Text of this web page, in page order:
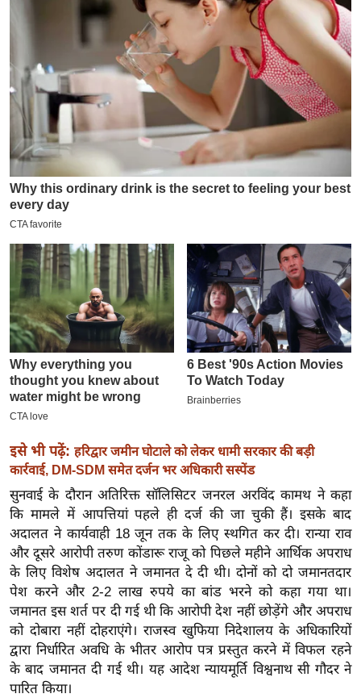
6
क्रा
इ
म
ई
-
पे
प
र
मि
सा
ल
बे
मि
सा
ल
श
ख्सि
य
त
यं
ग
इं
डि
या
सा
हि
त्य
इसे भी पढ़ें: हरिद्वार जमीन घोटाले को लेकर धामी सरकार की बड़ी
कार्रवाई, DM-SDM समेत दर्जन भर अधिकारी सस्पेंड
सुनवाई के दौरान अतिरिक्त सॉलिसिटर जनरल अरविंद कामथ ने कहा
कि मामले में आपत्तियां पहले ही दर्ज की जा चुकी हैं। इसके बाद
अदालत ने कार्यवाही 18 जून तक के लिए स्थगित कर दी। रान्या राव
और दूसरे आरोपी तरुण कोंडारू राजू को पिछले महीने आर्थिक अपराध
के लिए विशेष अदालत ने जमानत दे दी थी। दोनों को दो जमानतदार
पेश करने और 2-2 लाख रुपये का बांड भरने को कहा गया था।
जमानत इस शर्त पर दी गई थी कि आरोपी देश नहीं छोड़ेंगे और अपराध
को दोबारा नहीं दोहराएंगे। राजस्व खुफिया निदेशालय के अधिकारियों
द्वारा निर्धारित अवधि के भीतर आरोप पत्र प्रस्तुत करने में विफल रहने
के बाद जमानत दी गई थी। यह आदेश न्यायमूर्ति विश्वनाथ सी गौदर ने
पारित किया।